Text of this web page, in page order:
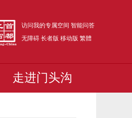
访问我的专属空间 智能问答
无障碍 长者版 移动版 繁體
走进门头沟